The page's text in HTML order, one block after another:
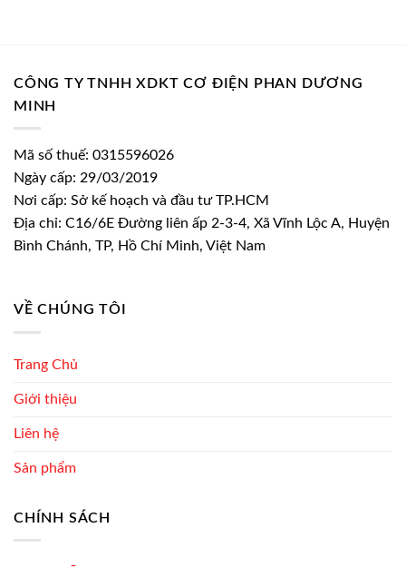
CÔNG TY TNHH XDKT CƠ ĐIỆN PHAN DƯƠNG
MINH
Mã số thuế: 0315596026
Ngày cấp: 29/03/2019
Nơi cấp: Sở kế hoạch và đầu tư TP.HCM
Địa chỉ: C16/6E Đường liên ấp 2-3-4, Xã Vĩnh Lộc A, Huyện
Bình Chánh, TP, Hồ Chí Minh, Việt Nam
VỀ CHÚNG TÔI
Trang Chủ
Giới thiệu
Liên hệ
Sản phẩm
CHÍNH SÁCH